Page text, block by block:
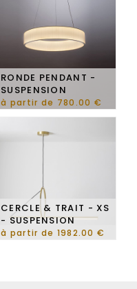
RONDE PENDANT -
SUSPENSION
à partir de 780.00 €
CERCLE & TRAIT - XS
- SUSPENSION
à partir de 1982.00 €